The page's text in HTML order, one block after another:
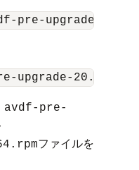
pre-upgrade-
upgrade-
avdf-pre-
ファイルを